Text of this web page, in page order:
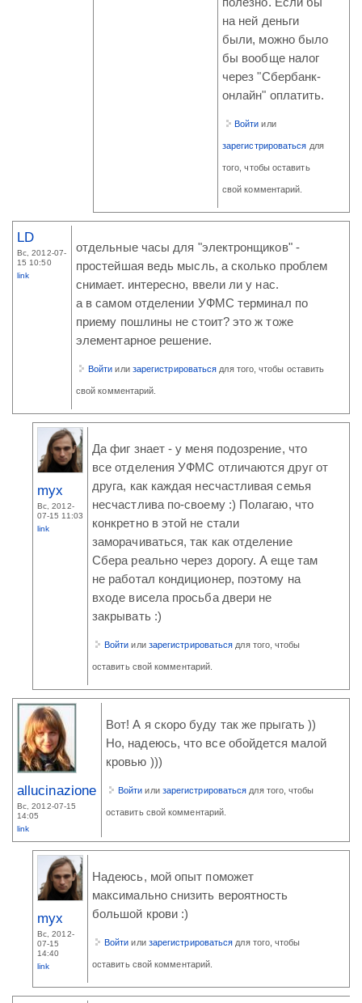
на ней деньги
были, можно было
бы вообще налог
через "Сбербанк-
онлайн" оплатить.
Войти или
зарегистрироваться для
того, чтобы оставить
свой комментарий.
LD
Вс, 2012-07-
15 10:50
link
отдельные часы для "электронщиков" -
простейшая ведь мысль, а сколько проблем
снимает. интересно, ввели ли у нас.
а в самом отделении УФМС терминал по
приему пошлины не стоит? это ж тоже
элементарное решение.
Войти или зарегистрироваться для того, чтобы оставить
свой комментарий.
myx
Вс, 2012-
07-15 11:03
link
Да фиг знает - у меня подозрение, что
все отделения УФМС отличаются друг от
друга, как каждая несчастливая семья
несчастлива по-своему :) Полагаю, что
конкретно в этой не стали
заморачиваться, так как отделение
Сбера реально через дорогу. А еще там
не работал кондиционер, поэтому на
входе висела просьба двери не
закрывать :)
Войти или зарегистрироваться для того, чтобы
оставить свой комментарий.
allucinazione
Вс, 2012-07-15
14:05
link
Вот! А я скоро буду так же прыгать ))
Но, надеюсь, что все обойдется малой
кровью )))
Войти или зарегистрироваться для того, чтобы
оставить свой комментарий.
myx
Вс, 2012-
07-15
14:40
link
Надеюсь, мой опыт поможет
максимально снизить вероятность
большой крови :)
Войти или зарегистрироваться для того, чтобы
оставить свой комментарий.